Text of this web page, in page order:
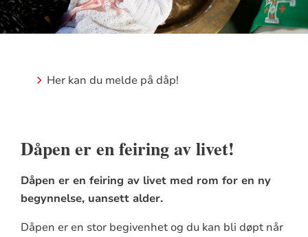
Her kan du melde på dåp!
Dåpen er en feiring av livet!
Dåpen er en feiring av livet med rom for en ny
begynnelse, uansett alder.
Dåpen er en stor begivenhet og du kan bli døpt når